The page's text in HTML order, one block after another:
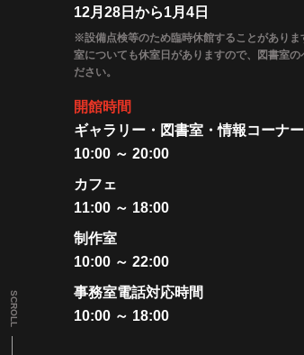
SCROLL
12月28日から1月4日
※設備点検等のため臨時休館することがありま
室についても休室日がありますので、図書室の
ださい。
開館時間
ギャラリー・図書室・情報コーナー
10:00 ～ 20:00
カフェ
11:00 ～ 18:00
制作室
10:00 ～ 22:00
事務室電話対応時間
10:00 ～ 18:00